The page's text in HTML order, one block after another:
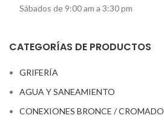
Sábados de 9:00 am a 3:30 pm
CATEGORÍAS DE PRODUCTOS
GRIFERÍA
AGUA Y SANEAMIENTO
CONEXIONES BRONCE /